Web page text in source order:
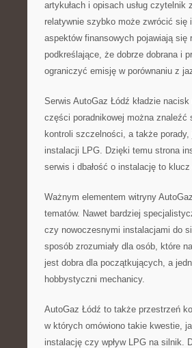
artykułach i opisach usług
relatywnie szybko może zwrócić
aspektów finansowych pojawiają
podkreślające, że dobrze dobrana i
ograniczyć emisję w porównaniu z
Serwis AutoGaz Łódź kładzie
części poradnikowej można znaleźć
kontroli szczelności, a także
instalacji LPG. Dzięki temu strona
serwis i dbałość o instalację to
Ważnym elementem witryny
tematów. Nawet bardziej
czy nowoczesnymi instalacjami do
sposób zrozumiały dla osób, które
jest dobra dla początkujących, a
hobbystyczni mechanicy.
AutoGaz Łódź to także przestrzeń
w których omówiono takie kwestie,
instalację czy wpływ LPG na silnik.